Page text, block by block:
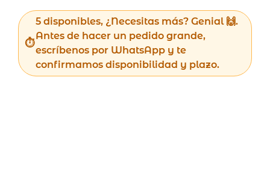
12,97 €.9,97 €.
5 disponibles, ¿Necesitas más? Genial 🙌.
Antes de hacer un pedido grande,
escríbenos por WhatsApp y te
confirmamos disponibilidad y plazo.